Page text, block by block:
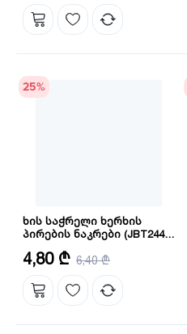
25%
ხის საჭრელი ხერხის
პირების ნაკრები (JBT244D)
რაოდენობა: 5 ც
4,80 ₾ 6,40 ₾